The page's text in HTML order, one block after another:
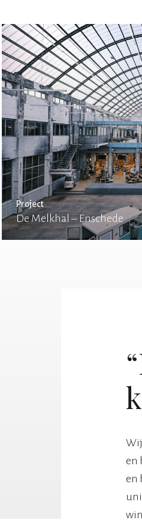
Project
De Melkhal – Enschede
en
en